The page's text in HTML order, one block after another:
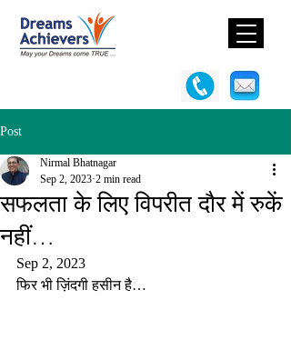
Post
सफलता के लिए विपरीत दौर में रुकें
नहीं…
Nirmal Bhatnagar
Sep 2, 2023 2 min read
Sep 2, 2023
फिर भी ज़िंदगी हसीन है…